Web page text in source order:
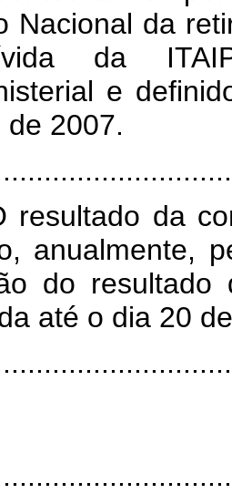
Nacional da
da
e
de 2007.
resultado da
anualmente,
do
até o dia 20